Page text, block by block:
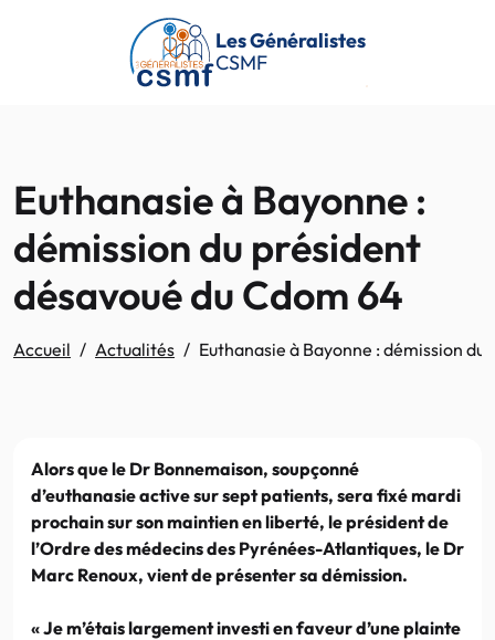
Passer au contenu principal
Les Généralistes
CSMF
Euthanasie à Bayonne :
démission du président
désavoué du Cdom 64
Accueil Actualités Euthanasie à Bayonne : démission
Alors que le Dr Bonnemaison, soupçonné
d’euthanasie active sur sept patients, sera fixé mardi
prochain sur son maintien en liberté, le président de
l’Ordre des médecins des Pyrénées-Atlantiques, le Dr
Marc Renoux, vient de présenter sa démission.
« Je m’étais largement investi en faveur d’une plainte